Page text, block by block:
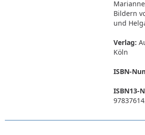
Bildern
und
Verlag:
Köln
ISBN-
ISBN13-